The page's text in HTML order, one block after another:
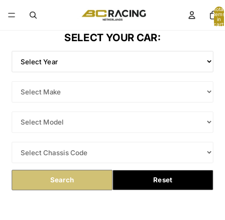
Total
items
in
cart:
SELECT YOUR CAR:
Search Reset